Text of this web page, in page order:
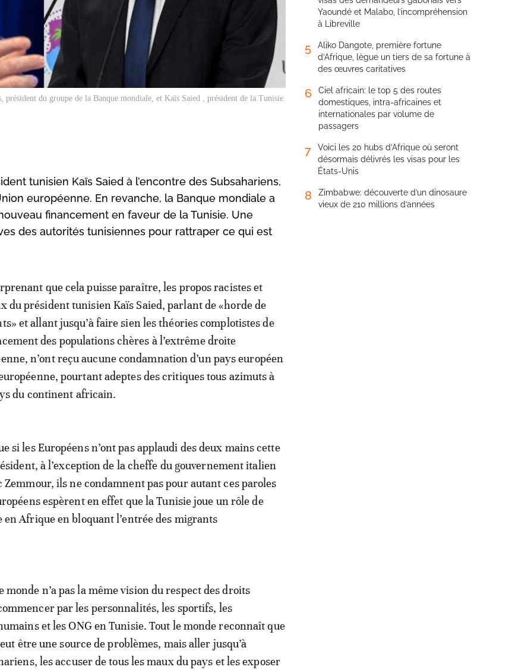
président du groupe de la Banque mondiale, et Kaïs Saied , président de la Tunisie.
tunisien Kaïs Saied à l’encontre des Subsahariens,
européenne. En revanche, la Banque mondiale a
financement en faveur de la Tunisie. Une
des autorités tunisiennes pour rattraper ce qui est
que cela puisse paraître, les propos racistes et
du président tunisien Kaïs Saied, parlant de «horde de
et allant jusqu’à faire sien les théories complotistes de
des populations chères à l’extrême droite
n’ont reçu aucune condamnation d’un pays européen
pourtant adeptes des critiques tous azimuts à
du continent africain.
si les Européens n’ont pas applaudi des deux mains cette
à l’exception de la cheffe du gouvernement italien
ils ne condamnent pas pour autant ces paroles
espèrent en effet que la Tunisie joue un rôle de
en Afrique en bloquant l’entrée des migrants
n’a pas la même vision du respect des droits
par les personnalités, les sportifs, les
et les ONG en Tunisie. Tout le monde reconnaît que
être une source de problèmes, mais aller jusqu’à
les accuser de tous les maux du pays et les exposer
Yaoundé et Malabo, l’incompréhension
à Libreville
5
Aliko Dangote, première fortune
d’Afrique, lègue un tiers de sa fortune à
des œuvres caritatives
6
Ciel africain: le top 5 des routes
domestiques, intra-africaines et
internationales par volume de
passagers
7
Voici les 20 hubs d’Afrique où seront
désormais délivrés les visas pour les
États-Unis
8
Zimbabwe: découverte d’un dinosaure
vieux de 210 millions d’années